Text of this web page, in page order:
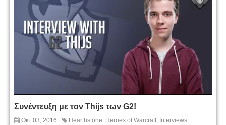
Συνέντευξη με τον Thijs των G2!
Οκτ 03, 2016 Hearthstone: Heroes of Warcraft, Interviews